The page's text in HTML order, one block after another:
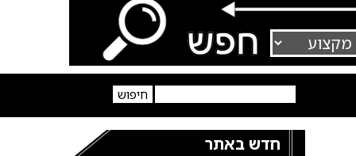
חדש באתר